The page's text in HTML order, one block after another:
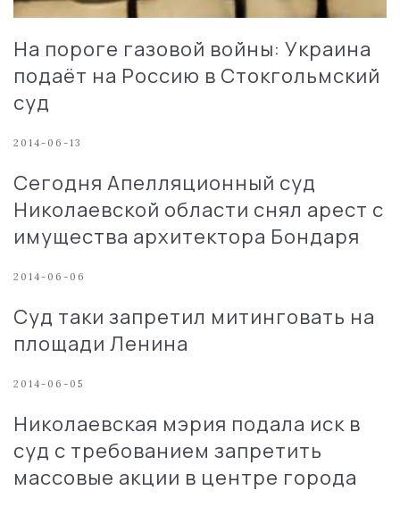
На пороге газовой войны: Украина
подаёт на Россию в Стокгольмский
суд
2014-06-13
Сегодня Апелляционный суд
Николаевской области снял арест с
имущества архитектора Бондаря
2014-06-06
Суд таки запретил митинговать на
площади Ленина
2014-06-05
Николаевская мэрия подала иск в
суд с требованием запретить
массовые акции в центре города